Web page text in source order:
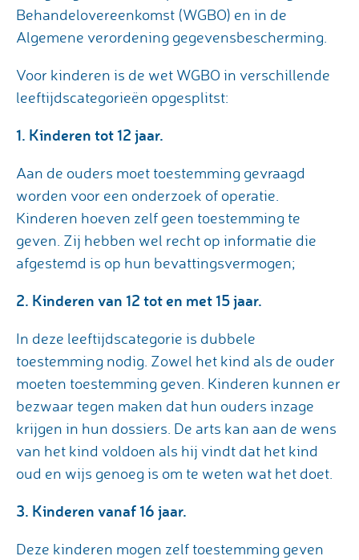
Behandelovereenkomst (WGBO) en in de
Algemene verordening gegevensbescherming.
Voor kinderen is de wet WGBO in verschillende
leeftijdscategorieën opgesplitst:
1. Kinderen tot 12 jaar.
Aan de ouders moet toestemming gevraagd
worden voor een onderzoek of operatie.
Kinderen hoeven zelf geen toestemming te
geven. Zij hebben wel recht op informatie die
afgestemd is op hun bevattingsvermogen;
2. Kinderen van 12 tot en met 15 jaar.
In deze leeftijdscategorie is dubbele
toestemming nodig. Zowel het kind als de ouder
moeten toestemming geven. Kinderen kunnen er
bezwaar tegen maken dat hun ouders inzage
krijgen in hun dossiers. De arts kan aan de wens
van het kind voldoen als hij vindt dat het kind
oud en wijs genoeg is om te weten wat het doet.
3. Kinderen vanaf 16 jaar.
Deze kinderen mogen zelf toestemming geven